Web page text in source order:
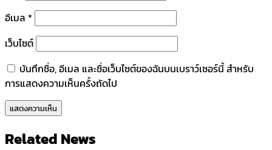
อีเมล *
เว็บไซต์
บันทึกชื่อ, อีเมล และชื่อเว็บไซต์ของฉันบนเบราว์เซอร์นี้ สำหรับ
การแสดงความเห็นครั้งถัดไป
Related News